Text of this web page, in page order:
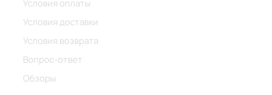
Условия оплаты
Условия доставки
Условия возврата
Вопрос-ответ
Обзоры